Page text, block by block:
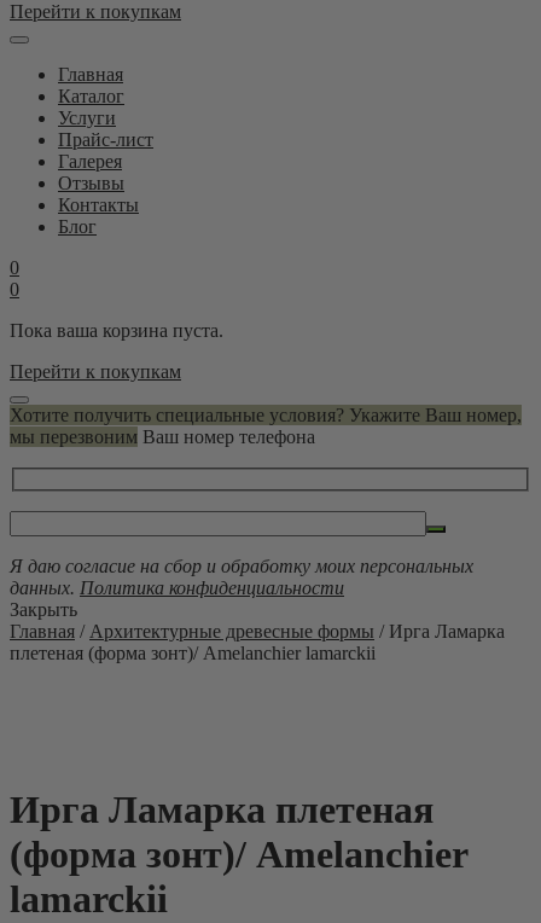
Перейти к покупкам
Главная
Каталог
Услуги
Прайс-лист
Галерея
Отзывы
Контакты
Блог
0
0
Пока ваша корзина пуста.
Перейти к покупкам
Хотите получить специальные условия? Укажите Ваш номер,
мы перезвоним Ваш номер телефона
Я даю согласие на сбор и обработку моих персональных
данных. Политика конфиденциальности
Закрыть
Главная / Архитектурные древесные формы / Ирга Ламарка
плетеная (форма зонт)/ Amelanchier lamarckii
Ирга Ламарка плетеная
(форма зонт)/ Amelanchier
lamarckii